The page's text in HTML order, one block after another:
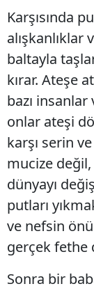
Karşısında
alışkanlıklar
baltayla
kırar. Ateşe
bazı insanlar
onlar ateşi
karşı serin
mucize değil,
dünyayı
putları
ve nefsin
gerçek fethe
Sonra bir